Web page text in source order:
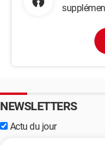
NEWSLETTERS
Actu du jour